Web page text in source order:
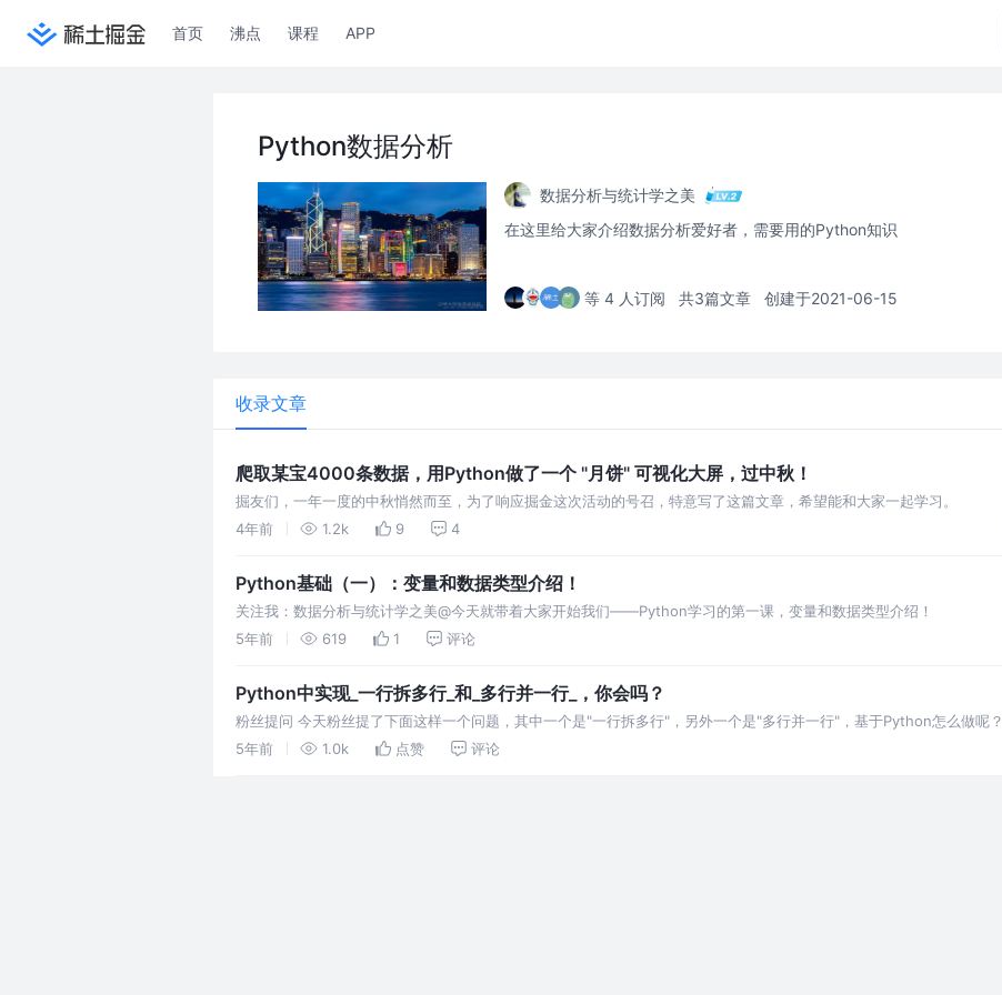
首页 沸点 课程 APP
Python数据分析
数据分析与统计学之美
在这里给大家介绍数据分析爱好者，需要用的Python知识
等 4 人订阅 共3篇文章 创建于2021-06-15
收录文章
爬取某宝4000条数据，用Python做了一个 "月饼" 可视化大屏，过中秋！
掘友们，一年一度的中秋悄然而至，为了响应掘金这次活动的号召，特意写了这篇文章，希望能和大家一起学习。
4年前
1.2k 9 4
Python基础（一）：变量和数据类型介绍！
关注我：数据分析与统计学之美@今天就带着大家开始我们——Python学习的第一课，变量和数据类型介绍！
5年前
619 1 评论
Python中实现_一行拆多行_和_多行并一行_，你会吗？
粉丝提问 今天粉丝提了下面这样一个问题，其中一个是"一行拆多行"，另外一个是"多行并一行"，基于Python怎么做呢？
5年前
1.0k 点赞 评论